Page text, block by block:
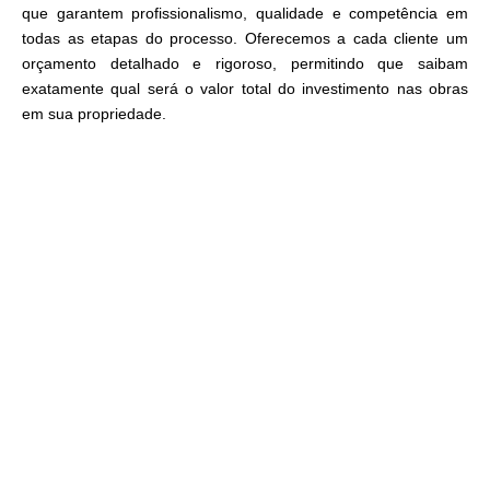
que garantem profissionalismo, qualidade e competência em
todas as etapas do processo. Oferecemos a cada cliente um
orçamento detalhado e rigoroso, permitindo que saibam
exatamente qual será o valor total do investimento nas obras
em sua propriedade.